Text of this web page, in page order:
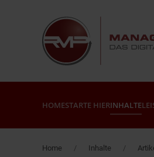
Zum Hauptinhalt springen
HOMESTARTE HIERINHALTE
Home Inhalte